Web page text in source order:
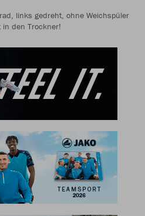
links gedreht, ohne Weichspüler
den Trockner!